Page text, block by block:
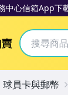
中心信箱App下
Yahoo拍賣
球員卡與郵幣